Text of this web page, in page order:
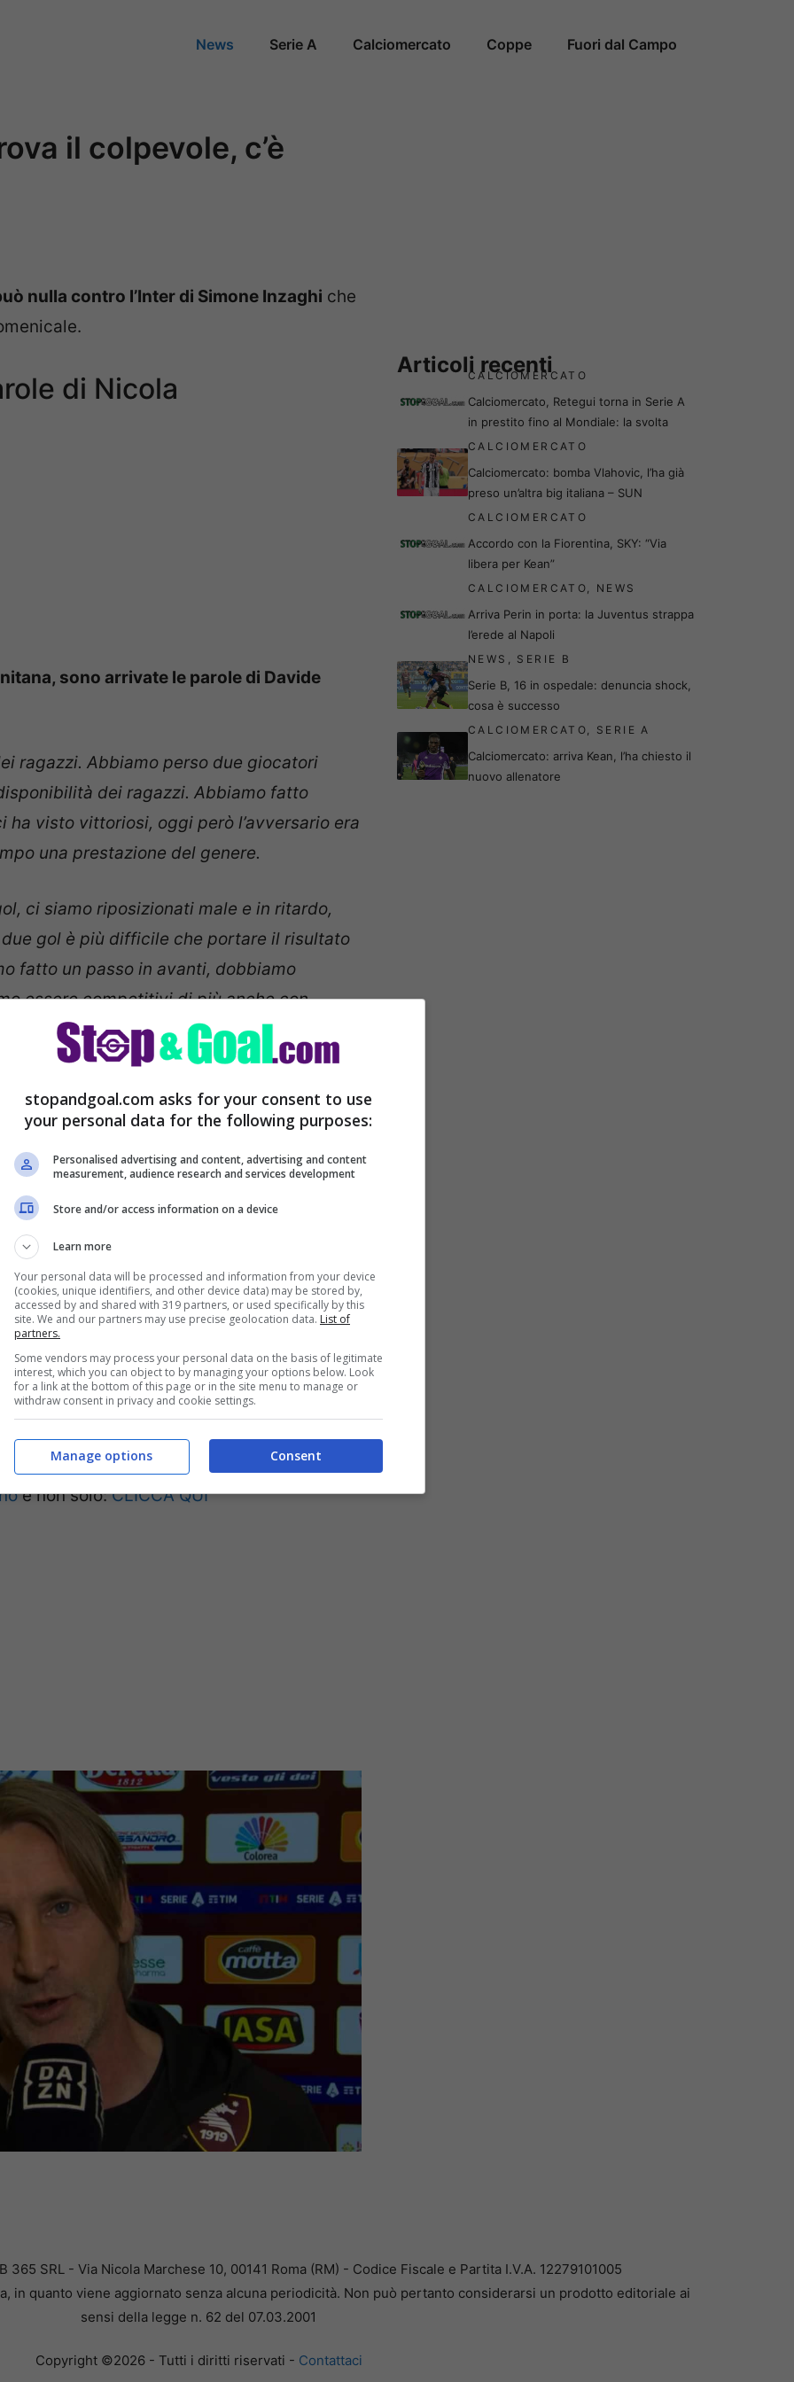
News Serie A Calciomercato Coppe Fuori dal Campo
il colpevole, c’è
nulla contro l’Inter di Simone Inzaghi che
di Nicola
sono arrivate le parole di Davide
ragazzi. Abbiamo perso due giocatori
dei ragazzi. Abbiamo fatto
visto vittoriosi, oggi però l’avversario era
una prestazione del genere.
ci siamo riposizionati male e in ritardo,
gol è più difficile che portare il risultato
fatto un passo in avanti, dobbiamo
essere competitivi di più anche con
i tipi che troviamo i colpevoli.
e dobbiamo fare meglio, è questo il
vediamo la strategia se viene adottata dai
può darci altre soluzioni. Dispiace per
partita”.
e non solo:CLICCA QUI
Articoli recenti
CALCIOMERCATO
Calciomercato, Retegui torna in Serie A
in prestito fino al Mondiale: la svolta
CALCIOMERCATO
Calciomercato: bomba Vlahovic, l’ha già
preso un’altra big italiana – SUN
CALCIOMERCATO
Accordo con la Fiorentina, SKY: “Via
libera per Kean”
CALCIOMERCATO, NEWS
Arriva Perin in porta: la Juventus strappa
l’erede al Napoli
NEWS , SERIE B
Serie B, 16 in ospedale: denuncia shock,
cosa è successo
CALCIOMERCATO, SERIE A
Calciomercato: arriva Kean, l’ha chiesto il
nuovo allenatore
365 SRL - Via Nicola Marchese 10, 00141 Roma (RM) - Codice Fiscale e Partita I.V.A. 12279101005
in quanto viene aggiornato senza alcuna periodicità. Non può pertanto considerarsi un prodotto editoriale ai
sensi della legge n. 62 del 07.03.2001
Copyright ©2026 - Tutti i diritti riservati - Contattaci
stopandgoal.com asks for your consent to use
your personal data for the following purposes:
Personalised advertising and content, advertising and content
measurement, audience research and services development
Store and/or access information on a device
Learn more
Your personal data will be processed and information from your device
(cookies, unique identifiers, and other device data) may be stored by,
accessed by and shared with 319 partners, or used specifically by this
site. We and our partners may use precise geolocation data. List of
partners.
Some vendors may process your personal data on the basis of legitimate
interest, which you can object to by managing your options below. Look
for a link at the bottom of this page or in the site menu to manage or
withdraw consent in privacy and cookie settings.
Consent
Manage options